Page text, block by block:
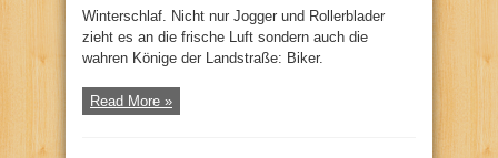
Winterschlaf. Nicht nur Jogger und Rollerblader
zieht es an die frische Luft sondern auch die
wahren Könige der Landstraße: Biker.
Read More »